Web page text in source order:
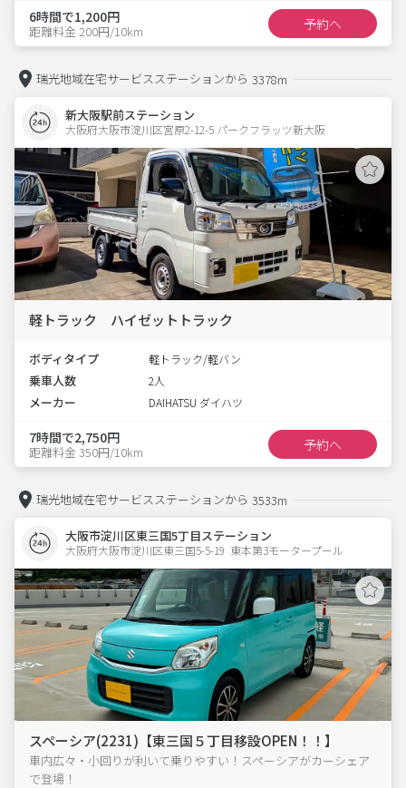
6時間で1,200円
距離料金 200円/10km 予約へ
瑞光地域在宅サービスステーションから 3378m
新大阪駅前ステーション
大阪府大阪市淀川区宮原2-12-5 パークフラッツ新大阪
軽トラック ハイゼットトラック
ボディタイプ 軽トラック/軽バン
乗車人数 2人
メーカー DAIHATSU ダイハツ
7時間で2,750円
距離料金 350円/10km 予約へ
瑞光地域在宅サービスステーションから 3533m
大阪市淀川区東三国5丁目ステーション
大阪府大阪市淀川区東三国5-5-19  東本第3モータープール
スペーシア(2231)【東三国５丁目移設OPEN！！】
車内広々・小回りが利いて乗りやすい！スペーシアがカーシェア
で登場！